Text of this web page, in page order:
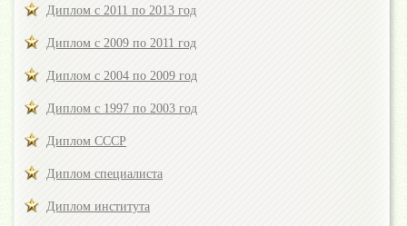
Диплом с 2011 по 2013 год
Диплом с 2009 по 2011 год
Диплом с 2004 по 2009 год
Диплом с 1997 по 2003 год
Диплом СССР
Диплом специалиста
Диплом института